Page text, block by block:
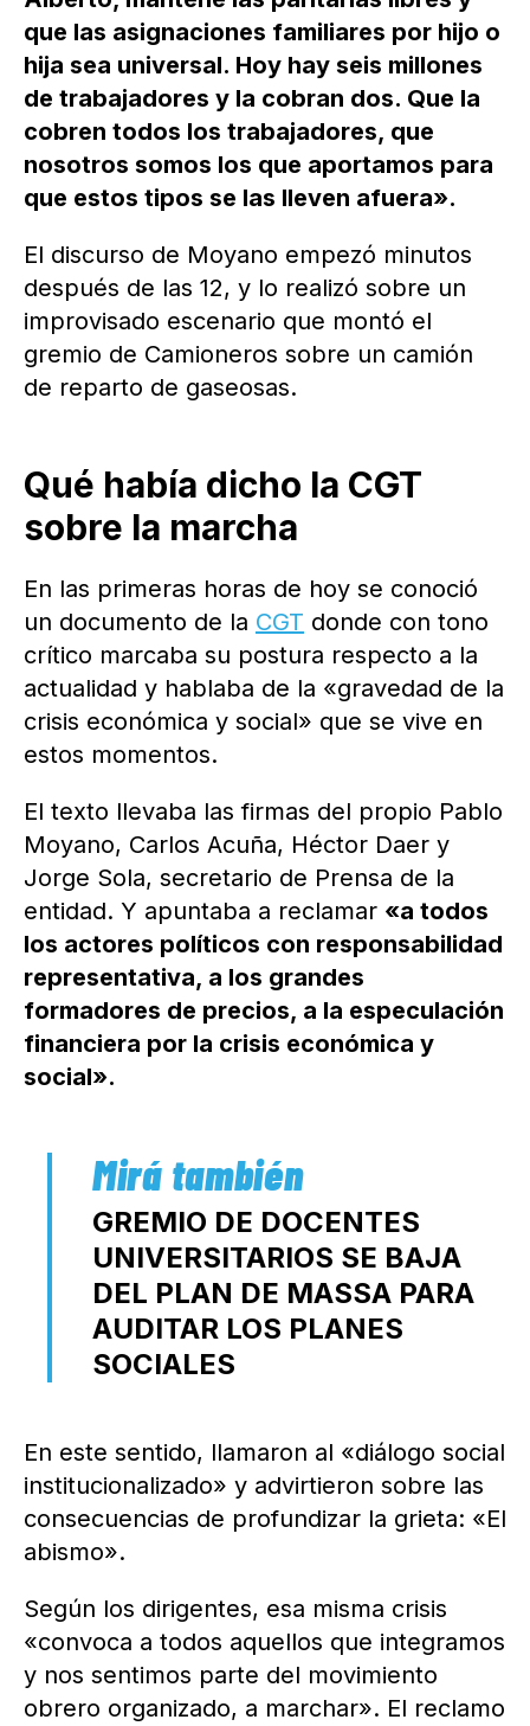
que las asignaciones familiares por hijo o
hija sea universal. Hoy hay seis millones
de trabajadores y la cobran dos. Que la
cobren todos los trabajadores, que
nosotros somos los que aportamos para
que estos tipos se las lleven afuera».
El discurso de Moyano empezó minutos
después de las 12, y lo realizó sobre un
improvisado escenario que montó el
gremio de Camioneros sobre un camión
de reparto de gaseosas.
Qué había dicho la CGT
sobre la marcha
En las primeras horas de hoy se conoció
un documento de la CGT donde con tono
crítico marcaba su postura respecto a la
actualidad y hablaba de la «gravedad de la
crisis económica y social» que se vive en
estos momentos.
El texto llevaba las firmas del propio Pablo
Moyano, Carlos Acuña, Héctor Daer y
Jorge Sola, secretario de Prensa de la
entidad. Y apuntaba a reclamar «a todos
los actores políticos con responsabilidad
representativa, a los grandes
formadores de precios, a la especulación
financiera por la crisis económica y
social».
GREMIO DE DOCENTES
UNIVERSITARIOS SE BAJA
DEL PLAN DE MASSA PARA
AUDITAR LOS PLANES
SOCIALES
En este sentido, llamaron al «diálogo social
institucionalizado» y advirtieron sobre las
consecuencias de profundizar la grieta: «El
abismo».
Según los dirigentes, esa misma crisis
«convoca a todos aquellos que integramos
y nos sentimos parte del movimiento
obrero organizado, a marchar». El reclamo